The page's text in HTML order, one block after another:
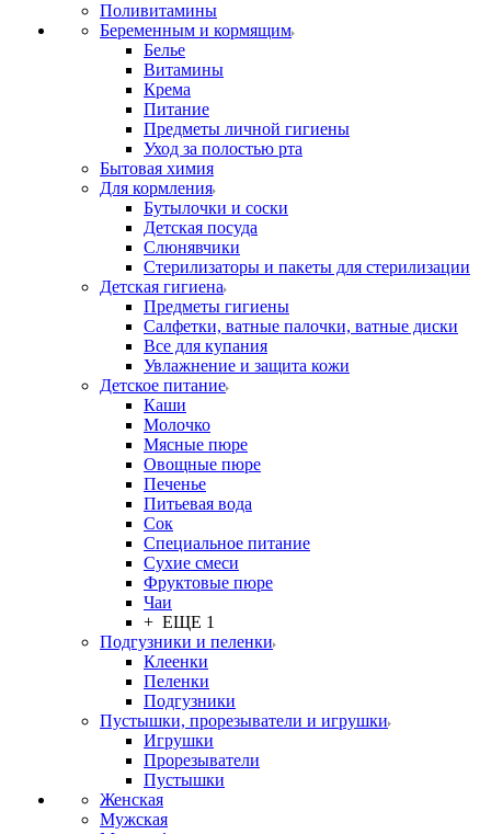
Поливитамины
Беременным и кормящим
Белье
Витамины
Крема
Питание
Предметы личной гигиены
Уход за полостью рта
Бытовая химия
Для кормления
Бутылочки и соски
Детская посуда
Слюнявчики
Стерилизаторы и пакеты для стерилизации
Детская гигиена
Предметы гигиены
Салфетки, ватные палочки, ватные диски
Все для купания
Увлажнение и защита кожи
Детское питание
Каши
Молочко
Мясные пюре
Овощные пюре
Печенье
Питьевая вода
Сок
Специальное питание
Сухие смеси
Фруктовые пюре
Чаи
+ ЕЩЕ 1
Подгузники и пеленки
Клеенки
Пеленки
Подгузники
Пустышки, прорезыватели и игрушки
Игрушки
Прорезыватели
Пустышки
Женская
Мужская